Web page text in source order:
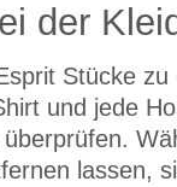
der
Stücke
und jede
lassen,